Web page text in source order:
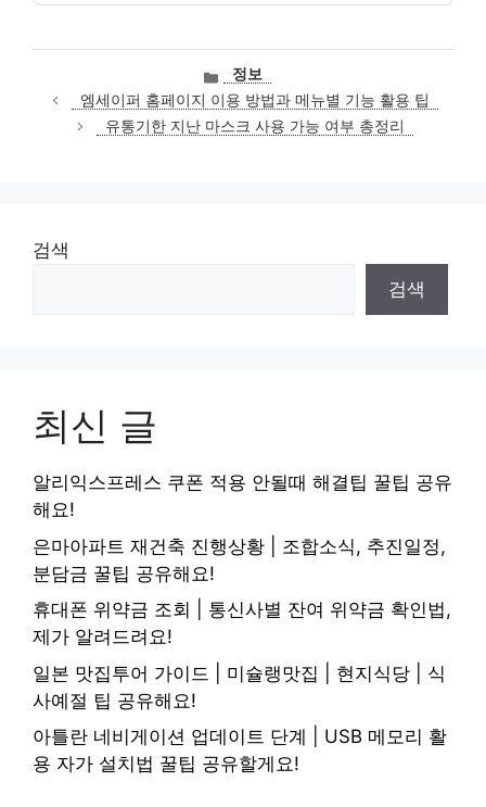
카
테
고
리
정보
엠세이퍼 홈페이지 이용 방법과 메뉴별 기능 활용 팁
유통기한 지난 마스크 사용 가능 여부 총정리
검색
검색
최신 글
알리익스프레스 쿠폰 적용 안될때 해결팁 꿀팁 공유
해요!
은마아파트 재건축 진행상황 | 조합소식, 추진일정,
분담금 꿀팁 공유해요!
휴대폰 위약금 조회 | 통신사별 잔여 위약금 확인법,
제가 알려드려요!
일본 맛집투어 가이드 | 미슐랭맛집 | 현지식당 | 식
사예절 팁 공유해요!
아틀란 네비게이션 업데이트 단계 | USB 메모리 활
용 자가 설치법 꿀팁 공유할게요!